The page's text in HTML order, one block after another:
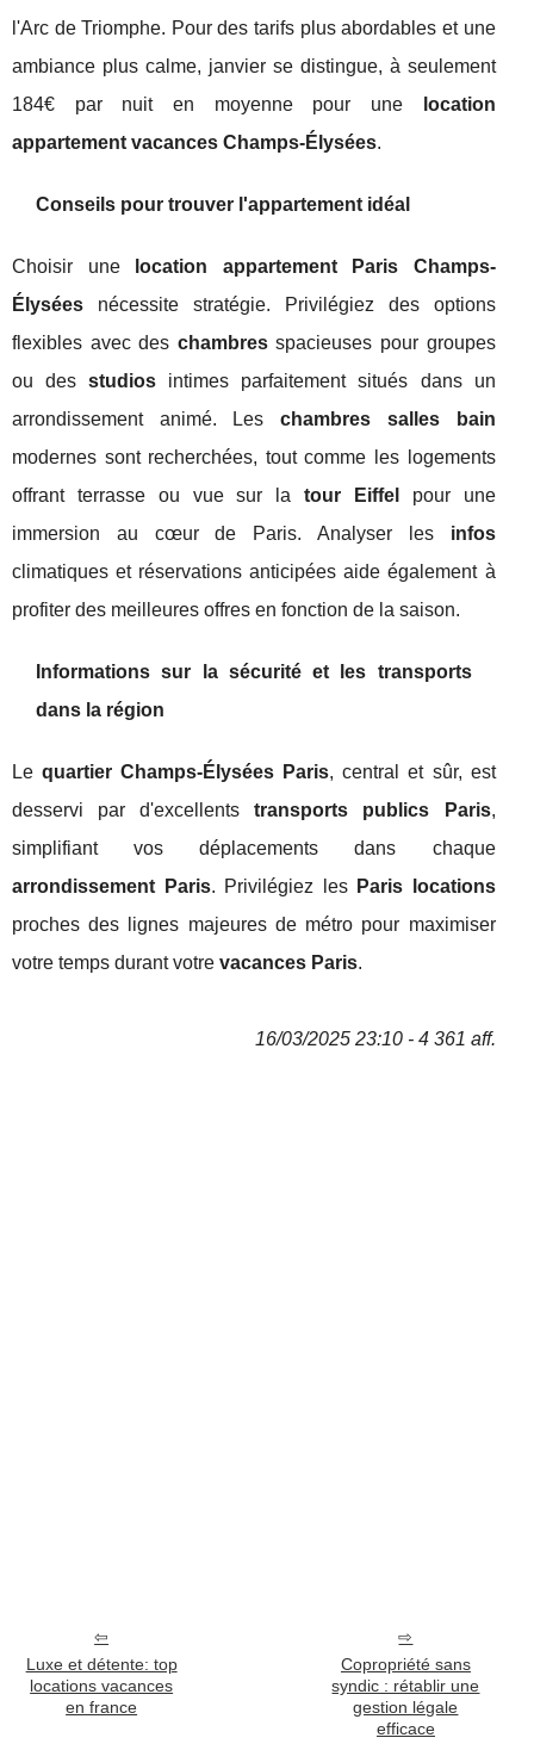
l'Arc de Triomphe. Pour des tarifs plus abordables et une
ambiance plus calme, janvier se distingue, à seulement
184€ par nuit en moyenne pour une
location
appartement vacances Champs-Élysées.
Conseils pour trouver l'appartement idéal
Choisir une
location appartement Paris Champs-
Élysées nécessite stratégie. Privilégiez des options
flexibles avec des chambresspacieuses pour groupes
ou desstudios intimes parfaitement situés dans un
arrondissement animé. Leschambres salles bain
modernes sont recherchées, tout comme les logements
offrant terrasse ou vue sur latour Eiffel
pour une
immersion au cœur de Paris. Analyser les infos
climatiques et réservations anticipées aide également à
profiter des meilleures offres en fonction de la saison.
Informations sur la sécurité et les transports
dans la région
Lequartier Champs-Élysées Paris, central et sûr, est
desservi par d'excellentstransports publics Paris,
simplifiant vos déplacements dans chaque
arrondissement Paris. Privilégiez les Paris locations
proches des lignes majeures de métro pour maximiser
votre temps durant votre vacances Paris.
16/03/2025 23:10 - 4 361 aff.
Luxe et détente: top
locations vacances
en france
Copropriété sans
syndic : rétablir une
gestion légale
efficace